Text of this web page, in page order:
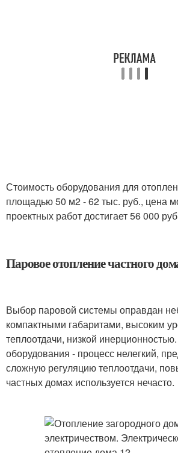
Стоимость оборудования для
площадью 50 м2 - 62 тыс. руб., цена
проектных работ достигает 56 000
Паровое отопление частного
Выбор паровой системы оправдан
компактными габаритами, высоким
теплоотдачи, низкой
оборудования - процесс нелегкий,
сложную регуляцию теплоотдачи,
частных домах используется нечасто.